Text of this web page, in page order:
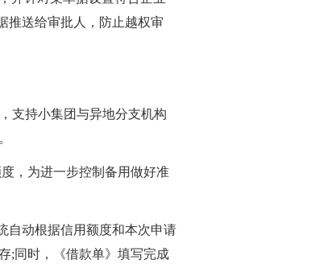
推送给审批人，防止越权审
支持小集团与异地分支机构
，为进一步控制备用做好准
动根据信用额度和本次申请
;同时，《借款单》填写完成